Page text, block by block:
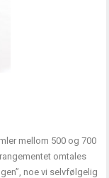
mellom 500 og 700
omtales
noe vi selvfølgelig